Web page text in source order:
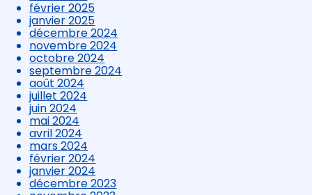
février 2025
janvier 2025
décembre 2024
novembre 2024
octobre 2024
septembre 2024
août 2024
juillet 2024
juin 2024
mai 2024
avril 2024
mars 2024
février 2024
janvier 2024
décembre 2023